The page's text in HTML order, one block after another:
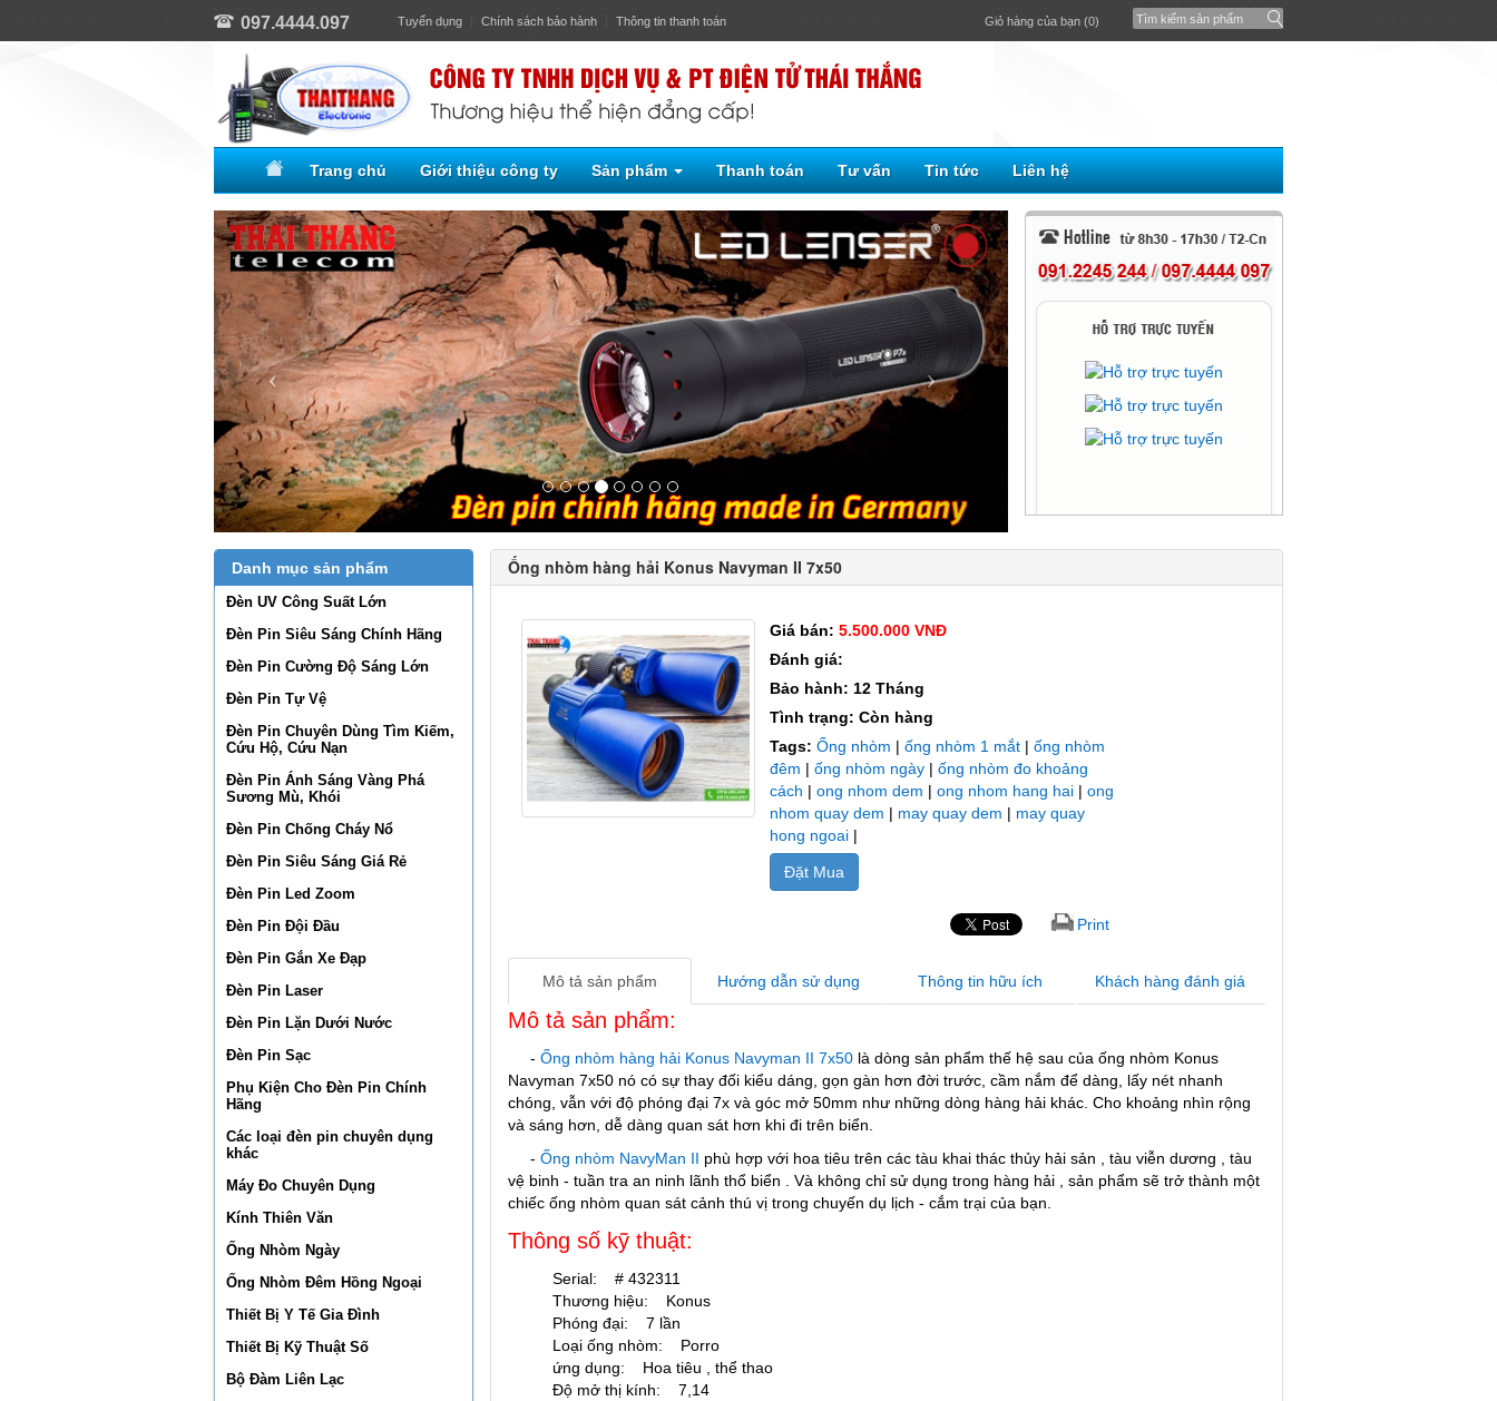
097.4444.097 Tuyển dụng Chính sách bảo hành Thông tin thanh toán Giỏ hàng của bạn (0)
Trang chủ Giới thiệu công ty Sản phẩm Thanh toán Tư vấn Tin tức Liên hệ
Danh mục sản phẩm
Đèn UV Công Suất Lớn
Đèn Pin Siêu Sáng Chính Hãng
Đèn Pin Cường Độ Sáng Lớn
Đèn Pin Tự Vệ
Đèn Pin Chuyên Dùng Tìm Kiếm,
Cứu Hộ, Cứu Nạn
Đèn Pin Ánh Sáng Vàng Phá
Sương Mù, Khói
Đèn Pin Chống Cháy Nổ
Đèn Pin Siêu Sáng Giá Rẻ
Đèn Pin Led Zoom
Đèn Pin Đội Đầu
Đèn Pin Gắn Xe Đạp
Đèn Pin Laser
Đèn Pin Lặn Dưới Nước
Đèn Pin Sạc
Phụ Kiện Cho Đèn Pin Chính
Hãng
Các loại đèn pin chuyên dụng
khác
Máy Đo Chuyên Dụng
Kính Thiên Văn
Ống Nhòm Ngày
Ống Nhòm Đêm Hồng Ngoại
Thiết Bị Y Tế Gia Đình
Thiết Bị Kỹ Thuật Số
Bộ Đàm Liên Lạc
Ống nhòm hàng hải Konus Navyman II 7x50
Giá bán: 5.500.000 VNĐ
Đánh giá:
Bảo hành: 12 Tháng
Tình trạng: Còn hàng
Tags: Ống nhòm | ống nhòm 1 mắt| ống nhòm
đêm | ống nhòm ngày| ống nhòm đo khoảng
cách | ong nhom dem | ong nhom hang hai| ong
nhom quay dem | may quay dem | may quay
hong ngoai|
Đặt Mua
Print
Mô tả sản phẩm Hướng dẫn sử dụng Thông tin hữu ích Khách hàng đánh giá
Mô tả sản phẩm:
- Ống nhòm hàng hải Konus Navyman II 7x50là dòng sản phẩm thế hệ sau của ống nhòm Konus
Navyman 7x50 nó có sự thay đối kiểu dáng, gọn gàn hơn đời trước, cầm nắm để dàng, lấy nét nhanh
chóng, vẫn với độ phóng đại 7x và góc mở 50mm như những dòng hàng hải khác. Cho khoảng nhìn rộng
và sáng hơn, dễ dàng quan sát hơn khi đi trên biển.
- Ống nhòm NavyMan II phù hợp với hoa tiêu trên các tàu khai thác thủy hải sản , tàu viễn dương , tàu
vệ binh - tuần tra an ninh lãnh thổ biển . Và không chỉ sử dụng trong hàng hải , sản phẩm sẽ trở thành một
chiếc ống nhòm quan sát cảnh thú vị trong chuyến dụ lịch - cắm trại của bạn.
Thông số kỹ thuật:
Serial: # 432311
Thương hiệu: Konus
Phóng đại: 7 lần
Loại ống nhòm: Porro
ứng dụng: Hoa tiêu , thể thao
Độ mở thị kính: 7,14